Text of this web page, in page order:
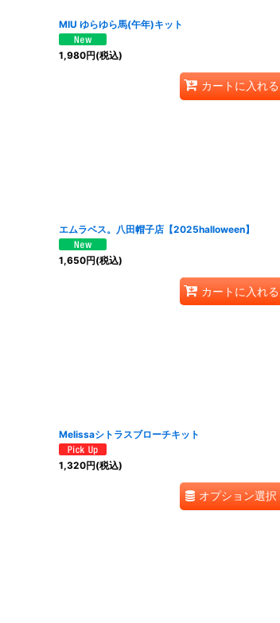
MIU ゆらゆら馬(午年)キット
1,980円(税込)
カートに入れる
エムラベス。八田帽子店【2025halloween】
1,650円(税込)
カートに入れる
Melissaシトラスブローチキット
1,320円(税込)
オプション選択